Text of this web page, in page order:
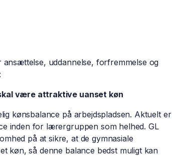
uddannelse, forfremmelse og
være attraktive uanset køn
kønsbalance på arbejdspladsen. Aktuelt er
inden for lærergruppen som helhed. GL
på at sikre, at de gymnasiale
køn, så denne balance bedst muligt kan